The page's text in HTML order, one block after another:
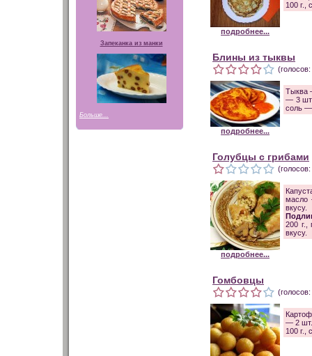
Запеканка из манки
Больше...
подробнее...
100 г.,
Блины из тыквы
(голосов:
подробнее...
Тыква
— 3
соль —
Голубцы с грибами
подробнее...
масло
вкусу.
200 г.,
вкусу.
Гомбовцы
— 2
100 г.,